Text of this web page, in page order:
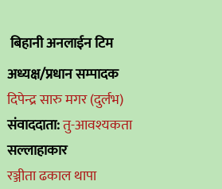
बिहानी अनलाईन टिम
अध्यक्ष/प्रधान सम्पादक
दिपेन्द्र सारु मगर (दुर्लभ)
संवाददाता:तु-आवश्यकता
सल्लाहाकार
रञ्जीता ढकाल थापा